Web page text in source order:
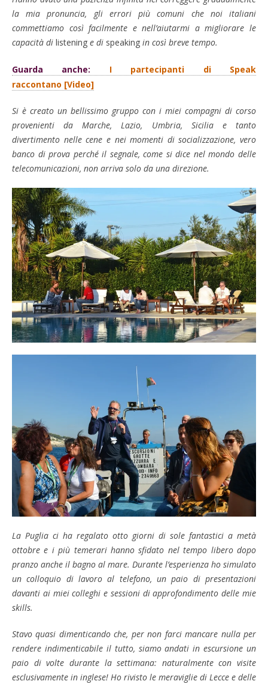
la mia pronuncia, gli errori più comuni che noi italiani
commettiamo così facilmente e nell’aiutarmi a migliorare le
capacità di listening e di speaking in così breve tempo.
Guarda anche: I partecipanti di Speak
raccontano [Video]
Si è creato un bellissimo gruppo con i miei compagni di corso
provenienti da Marche, Lazio, Umbria, Sicilia e tanto
divertimento nelle cene e nei momenti di socializzazione, vero
banco di prova perché il segnale, come si dice nel mondo delle
telecomunicazioni, non arriva solo da una direzione.
La Puglia ci ha regalato otto giorni di sole fantastici a metà
ottobre e i più temerari hanno sfidato nel tempo libero dopo
pranzo anche il bagno al mare. Durante l’esperienza ho simulato
un colloquio di lavoro al telefono, un paio di presentazioni
davanti ai miei colleghi e sessioni di approfondimento delle mie
skills.
Stavo quasi dimenticando che, per non farci mancare nulla per
rendere indimenticabile il tutto, siamo andati in escursione un
paio di volte durante la settimana: naturalmente con visite
esclusivamente in inglese! Ho rivisto le meraviglie di Lecce e delle